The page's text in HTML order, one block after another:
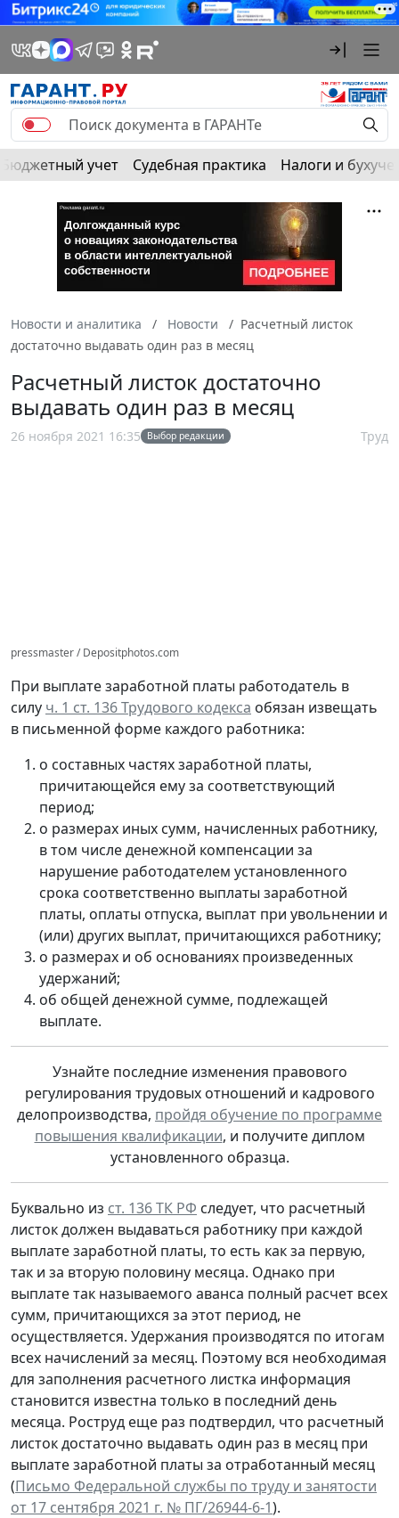
Бюджетный учет Судебная практика Налоги и
Новости и аналитика Новости
Расчетный листок
достаточно выдавать один раз в месяц
Расчетный листок достаточно
выдавать один раз в месяц
26 ноября 2021 16:35 Выбор редакции Труд
pressmaster / Depositphotos.com
При выплате заработной платы работодатель в
силу ч. 1 ст. 136 Трудового кодекса обязан извещать
в письменной форме каждого работника:
о составных частях заработной платы,
причитающейся ему за соответствующий
период;
о размерах иных сумм, начисленных работнику,
в том числе денежной компенсации за
нарушение работодателем установленного
срока соответственно выплаты заработной
платы, оплаты отпуска, выплат при увольнении и
(или) других выплат, причитающихся работнику;
о размерах и об основаниях произведенных
удержаний;
об общей денежной сумме, подлежащей
выплате.
Узнайте последние изменения правового
регулирования трудовых отношений и кадрового
делопроизводства, пройдя обучение по программе
повышения квалификации, и получите диплом
установленного образца.
Буквально из ст. 136 ТК РФ следует, что расчетный
листок должен выдаваться работнику при каждой
выплате заработной платы, то есть как за первую,
так и за вторую половину месяца. Однако при
выплате так называемого аванса полный расчет всех
сумм, причитающихся за этот период, не
осуществляется. Удержания производятся по итогам
всех начислений за месяц. Поэтому вся необходимая
для заполнения расчетного листка информация
становится известна только в последний день
месяца. Роструд еще раз подтвердил, что расчетный
листок достаточно выдавать один раз в месяц при
выплате заработной платы за отработанный месяц
(Письмо Федеральной службы по труду и занятости
от 17 сентября 2021 г. № ПГ/26944-6-1).